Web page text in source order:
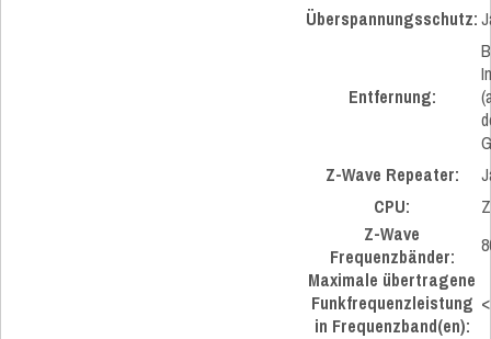
Überspannungsschutz:
Entfernung:
Z-Wave Repeater:
CPU:
Z-Wave
Frequenzbänder:
Maximale übertragene
Funkfrequenzleistung
in Frequenzband(en):